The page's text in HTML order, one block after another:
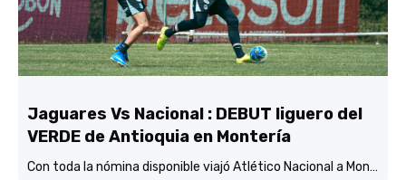
Jaguares Vs Nacional : DEBUT liguero del
VERDE de Antioquia en Montería
Con toda la nómina disponible viajó Atlético Nacional a Montería y está concentrado y listo para enfrentar mañana (3:45 p.m.) a Jaguares de Córdoba en el estadio Jaraguay.